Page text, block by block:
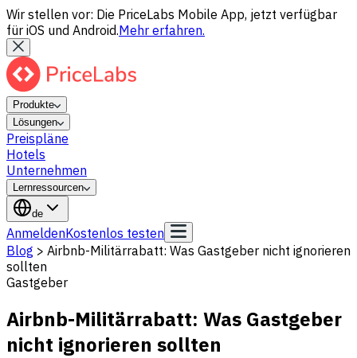
Wir stellen vor: Die PriceLabs Mobile App, jetzt verfügbar
für iOS und Android.Mehr erfahren.
Produkte
Lösungen
Preispläne
Hotels
Unternehmen
Lernressourcen
de
AnmeldenKostenlos testen
Blog > Airbnb-Militärrabatt: Was Gastgeber nicht ignorieren
sollten
Gastgeber
Airbnb-Militärrabatt: Was Gastgeber
nicht ignorieren sollten